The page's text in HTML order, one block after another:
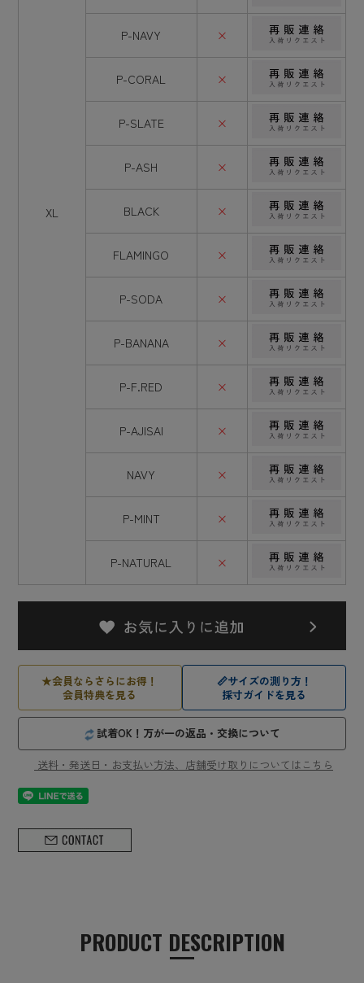
XL
P-NAVY ×
P-CORAL ×
P-SLATE ×
P-ASH ×
BLACK ×
FLAMINGO ×
P-SODA ×
P-BANANA ×
P-F.RED ×
P-AJISAI ×
NAVY ×
P-MINT ×
P-NATURAL ×
★会員ならさらにお得！
会員特典を見る
📏サイズの測り方！
採寸ガイドを見る
試着OK！万が一の返品・交換について
送料・発送日・お支払い方法、店舗受け取りについてはこちら
PRODUCT DESCRIPTION